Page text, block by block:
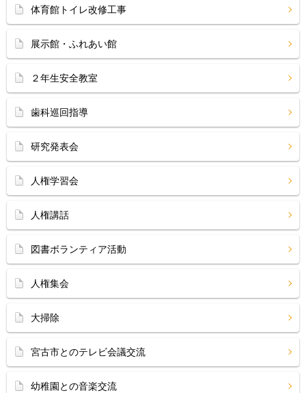
体育館トイレ改修工事
展示館・ふれあい館
２年生安全教室
歯科巡回指導
研究発表会
人権学習会
人権講話
図書ボランティア活動
人権集会
大掃除
宮古市とのテレビ会議交流
幼稚園との音楽交流